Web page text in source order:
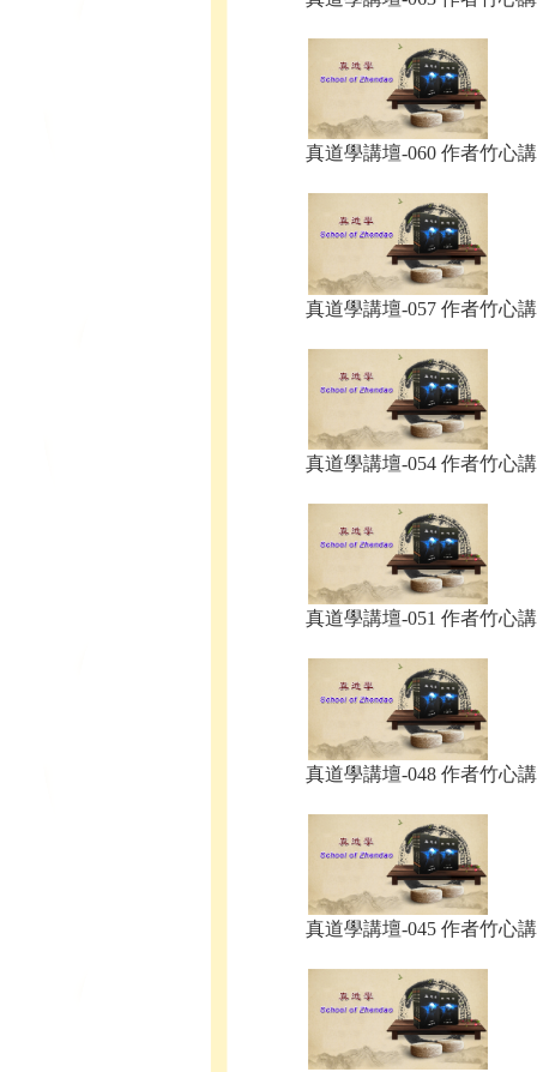
真道學講壇-060 作者竹心
真道學講壇-057 作者竹心
真道學講壇-054 作者竹心
真道學講壇-051 作者竹心
真道學講壇-048 作者竹心
真道學講壇-045 作者竹心